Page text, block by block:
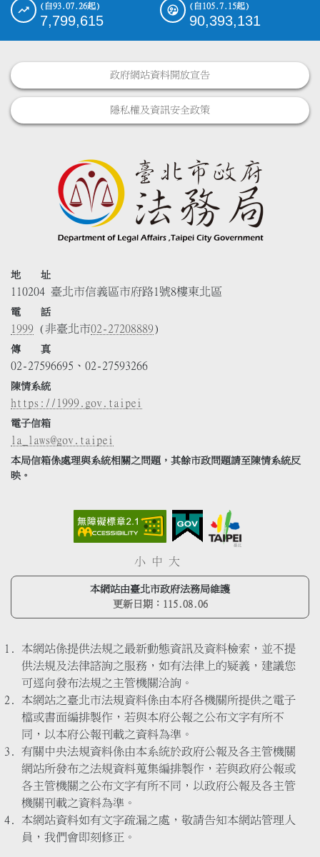
(自93.07.26起)
7,799,615
(自105.7.15起)
90,393,131
政府網站資料開放宣告
隱私權及資訊安全政策
地 址
110204 臺北市信義區市府路1號8樓東北區
電 話
1999 (非臺北市02-27208889)
傳 真
02-27596695、02-27593266
陳情系統
https://1999.gov.taipei
電子信箱
la_laws@gov.taipei
本局信箱係處理與系統相關之問題，其餘市政問題請至陳情系統反
映。
小 中 大
本網站由臺北市政府法務局維護
更新日期： 115.08.06
本網站係提供法規之最新動態資訊及資料檢索，並不提
供法規及法律諮詢之服務，如有法律上的疑義，建議您
可逕向發布法規之主管機關洽詢。
本網站之臺北市法規資料係由本府各機關所提供之電子
檔或書面編排製作，若與本府公報之公布文字有所不
同，以本府公報刊載之資料為準。
有關中央法規資料係由本系統於政府公報及各主管機關
網站所發布之法規資料蒐集編排製作，若與政府公報或
各主管機關之公布文字有所不同，以政府公報及各主管
機關刊載之資料為準。
本網站資料如有文字疏漏之處，敬請告知本網站管理人
員，我們會即刻修正。